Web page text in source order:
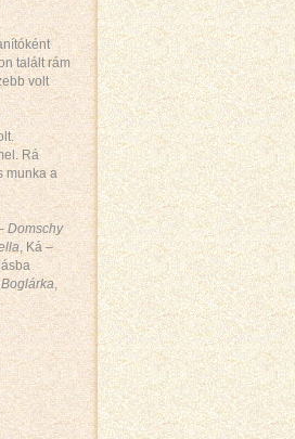
talált rám
volt
Rá
munka a
Domschy
, Ká –